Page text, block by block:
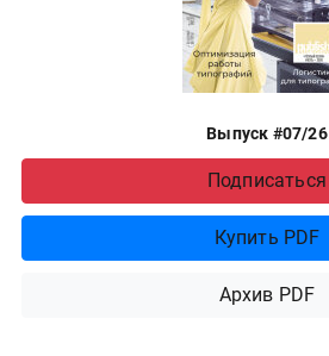
Выпуск #07/26
Подписаться
Купить PDF
Архив PDF